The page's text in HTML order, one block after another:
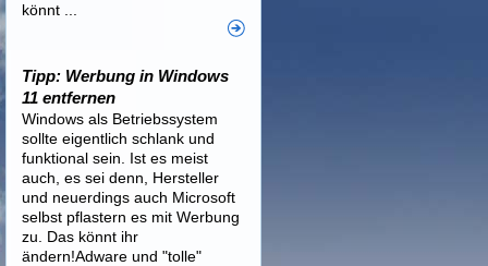
könnt ...
Tipp: Werbung in Windows
11 entfernen
Windows als Betriebssystem
sollte eigentlich schlank und
funktional sein. Ist es meist
auch, es sei denn, Hersteller
und neuerdings auch Microsoft
selbst pflastern es mit Werbung
zu. Das könnt ihr
ändern!Adware und "tolle"